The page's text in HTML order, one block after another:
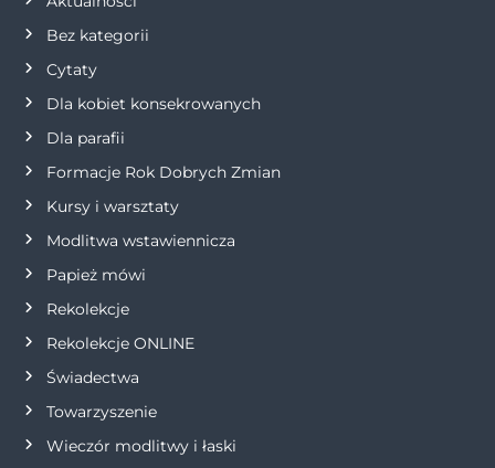
c
j
a
w
p
i
s
u
Bez kategorii
Cytaty
Dla kobiet konsekrowanych
Dla parafii
Formacje Rok Dobrych Zmian
Kursy i warsztaty
Modlitwa wstawiennicza
Papież mówi
Rekolekcje
Rekolekcje ONLINE
Świadectwa
Towarzyszenie
Wieczór modlitwy i łaski